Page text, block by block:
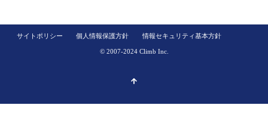
サイトポリシー 個人情報保護方針 情報セキュリティ基本方針
© 2007-2024 Climb Inc.